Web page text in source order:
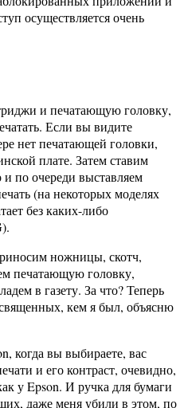
осуществляется очень
и печатающую головку,
Если вы видите
нет печатающей головки,
плате. Затем ставим
по очереди выставляем
(на некоторых моделях
без каких-либо
ножницы, скотч,
печатающую головку,
в газету. За что? Теперь
кем я был, объясню
когда вы выбираете, вас
и его контраст, очевидно,
у Epson. И ручка для бумаги
даже меня убили в этом, по